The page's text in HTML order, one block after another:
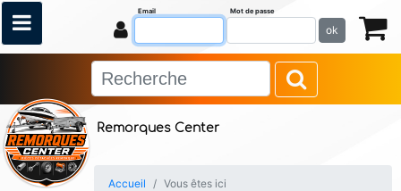
Remorques Center
Email Mot de passe
ok
Accueil Vous êtes ici